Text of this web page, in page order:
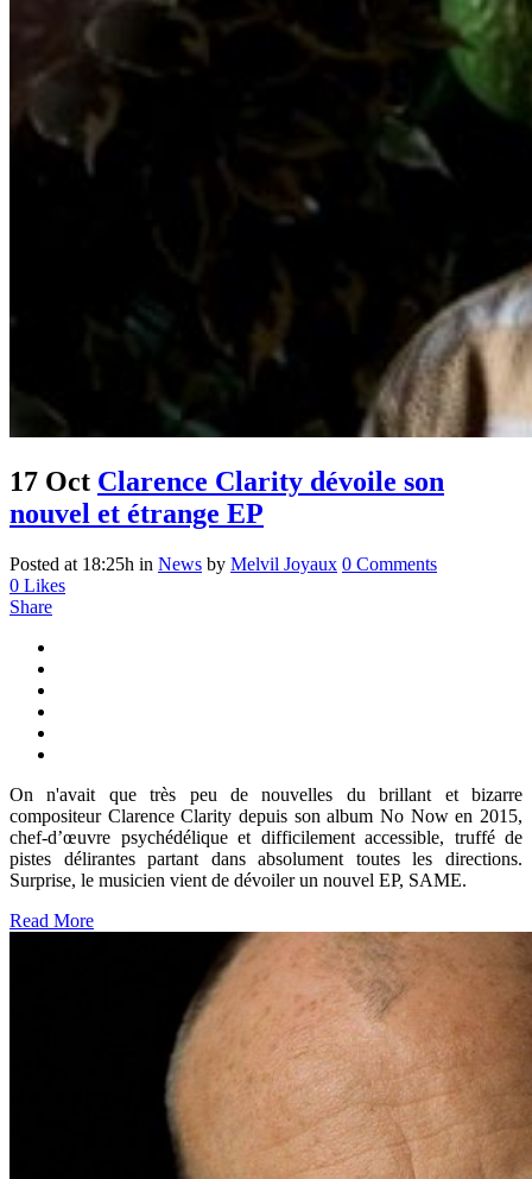
17 Oct Clarence Clarity dévoile son
nouvel et étrange EP
Posted at 18:25h in News by Melvil Joyaux 0 Comments
0 Likes
Share
On n'avait que très peu de nouvelles du brillant et bizarre
compositeur Clarence Clarity depuis son album No Now en 2015,
chef-d’œuvre psychédélique et difficilement accessible, truffé de
pistes délirantes partant dans absolument toutes les directions.
Surprise, le musicien vient de dévoiler un nouvel EP, SAME.
Read More